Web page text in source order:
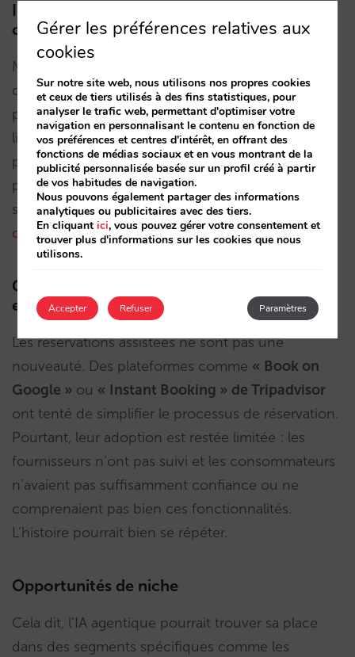
Incertitude sur l’adoption par les
consommateurs
Même si l’IA agentique devenait techniquement
capable, les voyageurs lui feraient-ils confiance
pour réserver leur hébergement ? Les décisions
liées aux hôtels impliquent souvent des
préférences personnelles – localisation, services,
politiques – que beaucoup de personnes
souhaitent vérifier elles-mêmes.Confier ce
contrôle à une IA peut provoquer des réticences
Ce n’est pas une première. Cette fois sera-t-
elle différente ?
Les réservations assistées ne sont pas une
nouveauté. Des plateformes comme « Book on
Google » ou « Instant Booking » de Tripadvisor
ont tenté de simplifier le processus de réservation.
Pourtant, leur adoption est restée limitée : les
fournisseurs n’ont pas suivi et les consommateurs
n’avaient pas suffisamment confiance ou ne
comprenaient pas bien ces fonctionnalités.
L’histoire pourrait bien se répéter.
Opportunités de niche
Cela dit, l’IA agentique pourrait trouver sa place
dans des segments spécifiques comme les
Gérer les préférences relatives aux
cookies
Sur notre site web, nous utilisons nos propres cookies
et ceux de tiers utilisés à des fins statistiques, pour
analyser le trafic web, permettant d'optimiser votre
navigation en personnalisant le contenu en fonction de
vos préférences et centres d'intérêt, en offrant des
fonctions de médias sociaux et en vous montrant de la
publicité personnalisée basée sur un profil créé à partir
de vos habitudes de navigation.
Nous pouvons également partager des informations
analytiques ou publicitaires avec des tiers.
En cliquantici, vous pouvez gérer votre consentement et
trouver plus d'informations sur les cookies que nous
utilisons.
Accepter Paramètres
Refuser